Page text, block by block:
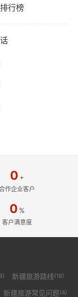
行榜
0 +
作企业客户
0 %
客户满意度
新疆旅游路线(18)
新疆旅游常见问题(4)